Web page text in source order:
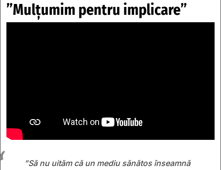
”Mulțumim pentru implicare”
”Să nu uităm că un mediu sănătos înseamnă